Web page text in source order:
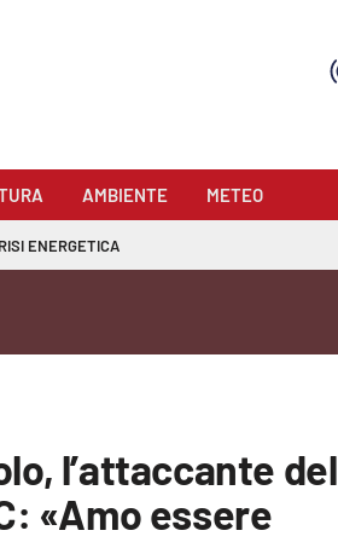
AMBIENTE METEO
ENERGETICA
l’attaccante del
«Amo essere